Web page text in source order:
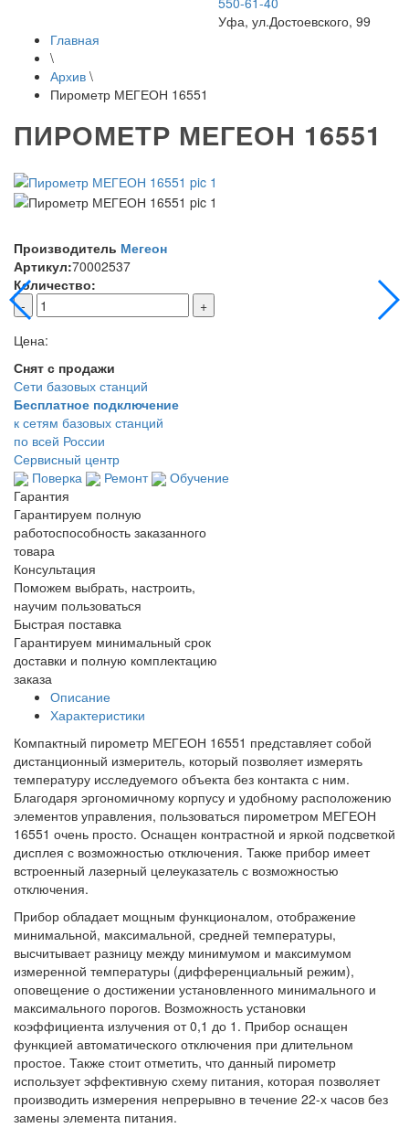
Уфа, ул.Достоевского, 99
Главная
\
Архив \
Пирометр МЕГЕОН 16551
ПИРОМЕТР МЕГЕОН 16551
Производитель Мегеон
Артикул:70002537
Количество:
-
+
Цена:
Снят с продажи
Сети базовых станций
Бесплатное подключение
к сетям базовых станций
по всей России
Сервисный центр
Поверка
Ремонт
Обучение
Гарантия
Гарантируем полную
работоспособность заказанного
товара
Консультация
Поможем выбрать, настроить,
научим пользоваться
Быстрая поставка
Гарантируем минимальный срок
доставки и полную комплектацию
заказа
Описание
Характеристики
Компактный пирометр МЕГЕОН 16551 представляет собой
дистанционный измеритель, который позволяет измерять
температуру исследуемого объекта без контакта с ним.
Благодаря эргономичному корпусу и удобному расположению
элементов управления, пользоваться пирометром МЕГЕОН
16551 очень просто. Оснащен контрастной и яркой подсветкой
дисплея с возможностью отключения. Также прибор имеет
встроенный лазерный целеуказатель с возможностью
отключения.
Прибор обладает мощным функционалом, отображение
минимальной, максимальной, средней температуры,
высчитывает разницу между минимумом и максимумом
измеренной температуры (дифференциальный режим),
оповещение о достижении установленного минимального и
максимального порогов. Возможность установки
коэффициента излучения от 0,1 до 1. Прибор оснащен
функцией автоматического отключения при длительном
простое. Также стоит отметить, что данный пирометр
использует эффективную схему питания, которая позволяет
производить измерения непрерывно в течение 22-х часов без
замены элемента питания.